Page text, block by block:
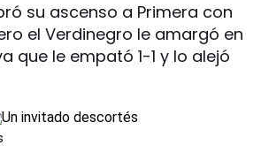
su ascenso a Primera con
el Verdinegro le amargó en
que le empató 1-1 y lo alejó